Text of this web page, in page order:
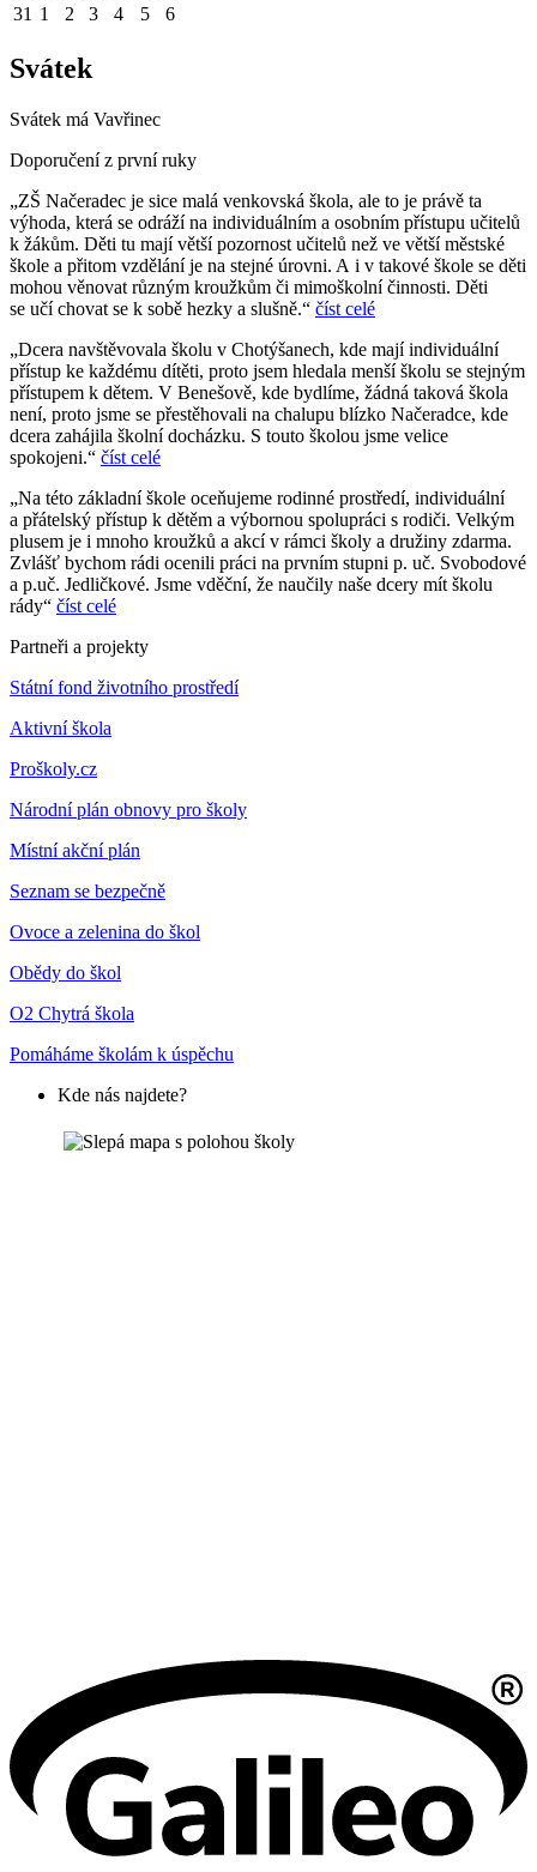
31 1 2 3 4 5 6
Svátek
Svátek má Vavřinec
Doporučení z první ruky
„ZŠ Načeradec je sice malá venkovská škola, ale to je právě ta
výhoda, která se odráží na individuálním a osobním přístupu učitelů
k žákům. Děti tu mají větší pozornost učitelů než ve větší městské
škole a přitom vzdělání je na stejné úrovni. A i v takové škole se děti
mohou věnovat různým kroužkům či mimoškolní činnosti. Děti
se učí chovat se k sobě hezky a slušně.“ číst celé
„Dcera navštěvovala školu v Chotýšanech, kde mají individuální
přístup ke každému dítěti, proto jsem hledala menší školu se stejným
přístupem k dětem. V Benešově, kde bydlíme, žádná taková škola
není, proto jsme se přestěhovali na chalupu blízko Načeradce, kde
dcera zahájila školní docházku. S touto školou jsme velice
spokojeni.“ číst celé
„Na této základní škole oceňujeme rodinné prostředí, individuální
a přátelský přístup k dětěm a výbornou spolupráci s rodiči. Velkým
plusem je i mnoho kroužků a akcí v rámci školy a družiny zdarma.
Zvlášť bychom rádi ocenili práci na prvním stupni p. uč. Svobodové
a p.uč. Jedličkové. Jsme vděční, že naučily naše dcery mít školu
rády“ číst celé
Partneři a projekty
Státní fond životního prostředí
Aktivní škola
Proškoly.cz
Národní plán obnovy pro školy
Místní akční plán
Seznam se bezpečně
Ovoce a zelenina do škol
Obědy do škol
O2 Chytrá škola
Pomáháme školám k úspěchu
Kde nás najdete?